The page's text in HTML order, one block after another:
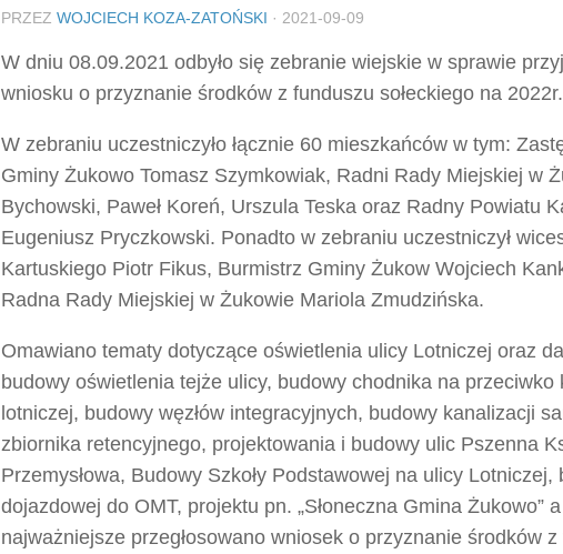
PRZEZ WOJCIECH KOZA-ZATOŃSKI · 2021-09-09
W dniu 08.09.2021 odbyło się zebranie wiejskie w sprawie
wniosku o przyznanie środków z funduszu sołeckiego na 2022r.
W zebraniu uczestniczyło łącznie 60 mieszkańców w tym:
Gminy Żukowo Tomasz Szymkowiak, Radni Rady Miejskiej w
Bychowski, Paweł Koreń, Urszula Teska oraz Radny Powiatu
Eugeniusz Pryczkowski. Ponadto w zebraniu uczestniczył
Kartuskiego Piotr Fikus, Burmistrz Gminy Żukow Wojciech
Radna Rady Miejskiej w Żukowie Mariola Zmudzińska.
Omawiano tematy dotyczące oświetlenia ulicy Lotniczej oraz
budowy oświetlenia tejże ulicy, budowy chodnika na przeciwko
lotniczej, budowy węzłów integracyjnych, budowy kanalizacji
zbiornika retencyjnego, projektowania i budowy ulic Pszenna
Przemysłowa, Budowy Szkoły Podstawowej na ulicy Lotniczej,
dojazdowej do OMT, projektu pn. „Słoneczna Gmina Żukowo”
najważniejsze przegłosowano wniosek o przyznanie środków z